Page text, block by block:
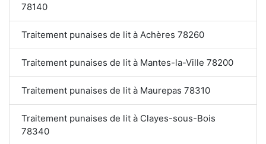
78140
Traitement punaises de lit à Achères 78260
Traitement punaises de lit à Mantes-la-Ville 78200
Traitement punaises de lit à Maurepas 78310
Traitement punaises de lit à Clayes-sous-Bois
78340